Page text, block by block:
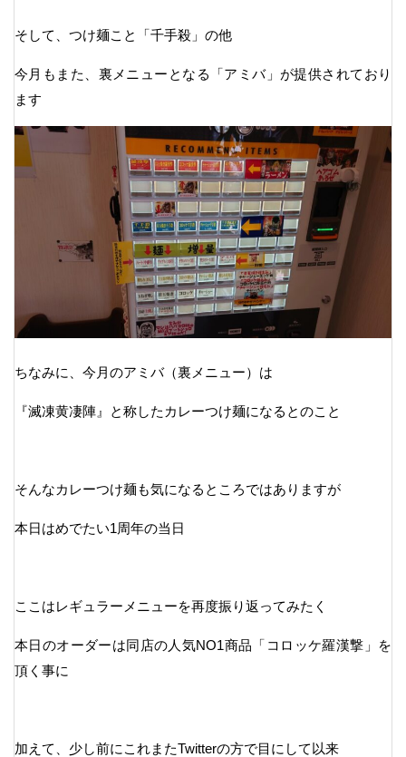
そして、つけ麺こと「千手殺」の他
今月もまた、裏メニューとなる「アミバ」が提供されており
ます
ちなみに、今月のアミバ（裏メニュー）は
『滅凍黄凄陣』と称したカレーつけ麺になるとのこと
そんなカレーつけ麺も気になるところではありますが
本日はめでたい1周年の当日
ここはレギュラーメニューを再度振り返ってみたく
本日のオーダーは同店の人気NO1商品「コロッケ羅漢撃」を
頂く事に
加えて、少し前にこれまたTwitterの方で目にして以来